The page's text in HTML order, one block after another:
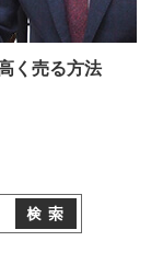
く売る方法